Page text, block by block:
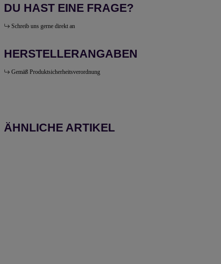
DU HAST EINE FRAGE?
Schreib uns gerne direkt an
HERSTELLERANGABEN
Gemäß Produktsicherheitsverordnung
ÄHNLICHE ARTIKEL